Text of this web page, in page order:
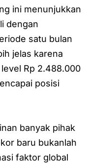
ini menunjukkan
dengan
satu bulan
jelas karena
Rp 2.488.000
posisi
banyak pihak
baru bukanlah
faktor global